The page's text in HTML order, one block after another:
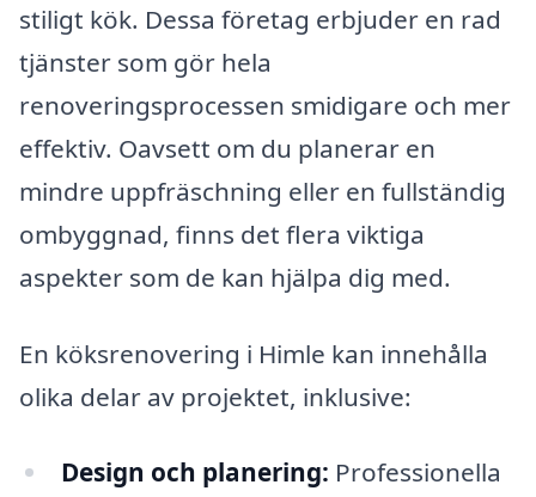
stiligt kök. Dessa företag erbjuder en rad
tjänster som gör hela
renoveringsprocessen smidigare och mer
effektiv. Oavsett om du planerar en
mindre uppfräschning eller en fullständig
ombyggnad, finns det flera viktiga
aspekter som de kan hjälpa dig med.
En köksrenovering i Himle kan innehålla
olika delar av projektet, inklusive:
Design och planering: Professionella